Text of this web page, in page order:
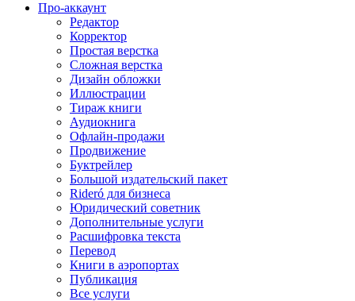
Про-аккаунт
Редактор
Корректор
Простая верстка
Сложная верстка
Дизайн обложки
Иллюстрации
Тираж книги
Аудиокнига
Офлайн-продажи
Продвижение
Буктрейлер
Большой издательский пакет
Rideró для бизнеса
Юридический советник
Дополнительные услуги
Расшифровка текста
Перевод
Книги в аэропортах
Публикация
Все услуги